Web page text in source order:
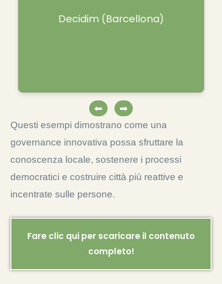
Decidim (Barcellona)
Piattaforma online per proposte dei
cittadini e allocazione del bilancio.
⬅ ➡
Questi esempi dimostrano come una
governance innovativa possa sfruttare la
conoscenza locale, sostenere i processi
democratici e costruire città più reattive e
incentrate sulle persone.
Fare clic qui per scaricare il contenuto
completo!